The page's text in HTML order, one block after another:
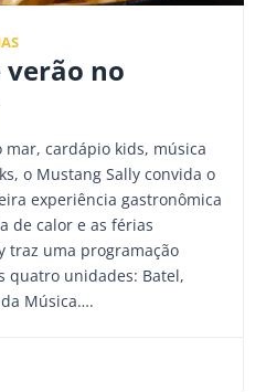
verão no
cardápio kids, música
o Mustang Sally convida o
experiência gastronômica
de calor e as férias
traz uma programação
quatro unidades: Batel,
Música….